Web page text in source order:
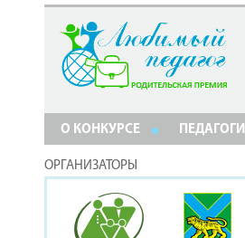
О КОНКУРСЕ ПЕДАГОГИ
ОРГАНИЗАТОРЫ